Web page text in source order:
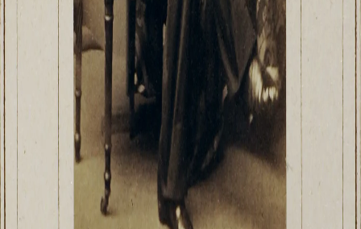
Строгановский дворец
Домик Петра I
Летний дворец Петра I
Летний сад
Михайловский сад
Западный павильон Михайловского
Восточный павильон Михайловского
Филиал в Кемерово
Клуб Друзей Русского музея